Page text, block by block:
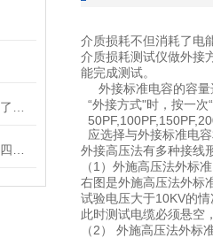
介质损耗不但消耗了电
介质损耗测试仪做外接
能完成测试。
外接标准电容的容量
“外接方式"时，按一
应选择与外接标准电
外接高压法有多种接线
（1）外施高压法外标
右图是外施高压法外标
试验电压大于10KV的
此时测试电缆必须悬空
（2） 外施高压法外标